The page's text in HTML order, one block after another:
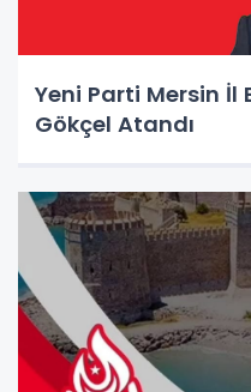
Yeni Parti Mersin İl
Gökçel Atandı